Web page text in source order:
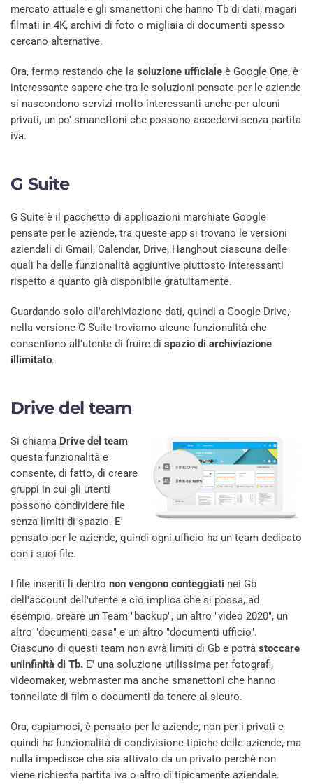
mercato attuale e gli smanettoni che hanno Tb di dati, magari
filmati in 4K, archivi di foto o migliaia di documenti spesso
cercano alternative.
Ora, fermo restando che la soluzione ufficiale è Google One, è
interessante sapere che tra le soluzioni pensate per le aziende
si nascondono servizi molto interessanti anche per alcuni
privati, un po' smanettoni che possono accedervi senza partita
iva.
G Suite
G Suite è il pacchetto di applicazioni marchiate Google
pensate per le aziende, tra queste app si trovano le versioni
aziendali di Gmail, Calendar, Drive, Hanghout ciascuna delle
quali ha delle funzionalità aggiuntive piuttosto interessanti
rispetto a quanto già disponibile gratuitamente.
Guardando solo all'archiviazione dati, quindi a Google Drive,
nella versione G Suite troviamo alcune funzionalità che
consentono all'utente di fruire di spazio di archiviazione
illimitato.
Drive del team
Si chiama Drive del team
questa funzionalità e
consente, di fatto, di creare
gruppi in cui gli utenti
possono condividere file
senza limiti di spazio. E'
pensato per le aziende, quindi ogni ufficio ha un team dedicato
con i suoi file.
I file inseriti li dentro non vengono conteggiati nei Gb
dell'account dell'utente e ciò implica che si possa, ad
esempio, creare un Team "backup", un altro "video 2020", un
altro "documenti casa" e un altro "documenti ufficio".
Ciascuno di questi team non avrà limiti di Gb e potrà stoccare
un'infinità di Tb. E' una soluzione utilissima per fotografi,
videomaker, webmaster ma anche smanettoni che hanno
tonnellate di film o documenti da tenere al sicuro.
Ora, capiamoci, è pensato per le aziende, non per i privati e
quindi ha funzionalità di condivisione tipiche delle aziende, ma
nulla impedisce che sia attivato da un privato perchè non
viene richiesta partita iva o altro di tipicamente aziendale.